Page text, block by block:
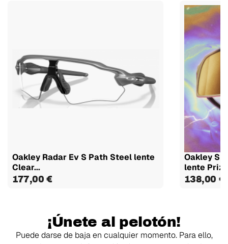
Oakley Radar Ev S Path Steel lente
Clear...
177,00 €
Oakley
lente
138,00 €
¡Únete al pelotón!
Puede darse de baja en cualquier momento. Para ello,